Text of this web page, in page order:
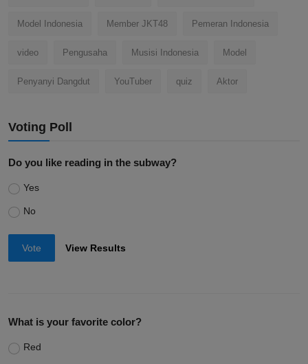
Model Indonesia Member JKT48 Pemeran Indonesia
video Pengusaha Musisi Indonesia Model
Penyanyi Dangdut YouTuber quiz Aktor
Voting Poll
Do you like reading in the subway?
Yes
No
Vote View Results
What is your favorite color?
Red